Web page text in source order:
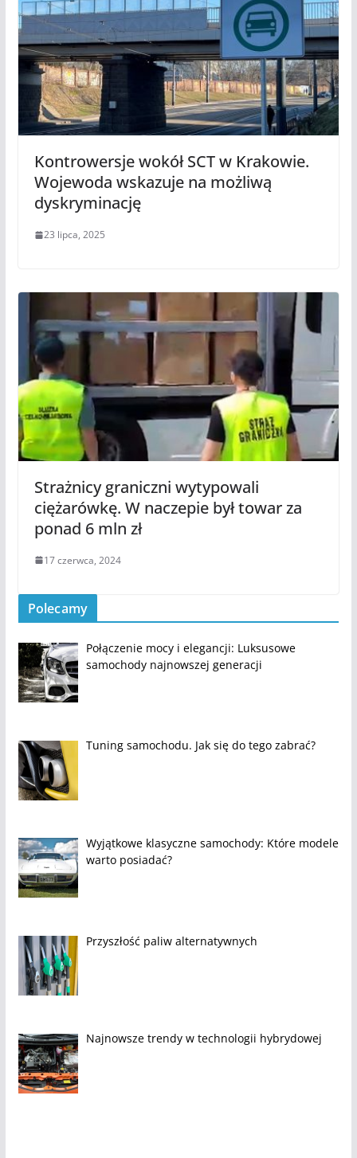
Kontrowersje wokół SCT w Krakowie.
Wojewoda wskazuje na możliwą
dyskryminację
23 lipca, 2025
Strażnicy graniczni wytypowali
ciężarówkę. W naczepie był towar za
ponad 6 mln zł
17 czerwca, 2024
Polecamy
Połączenie mocy i elegancji: Luksusowe
samochody najnowszej generacji
Tuning samochodu. Jak się do tego zabrać?
Wyjątkowe klasyczne samochody: Które modele
warto posiadać?
Przyszłość paliw alternatywnych
Najnowsze trendy w technologii hybrydowej